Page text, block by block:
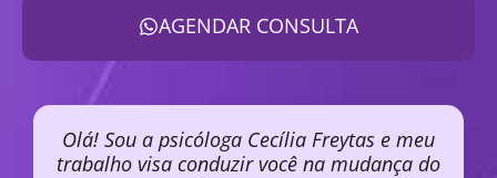
AGENDAR CONSULTA
Olá! Sou a psicóloga Cecília Freytas e meu
trabalho visa conduzir você na mudança do